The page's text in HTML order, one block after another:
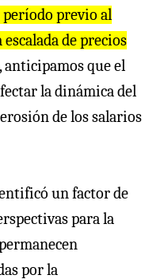
previo al
de precios
anticipamos que el
la dinámica del
de los salarios
un factor de
para la
por la